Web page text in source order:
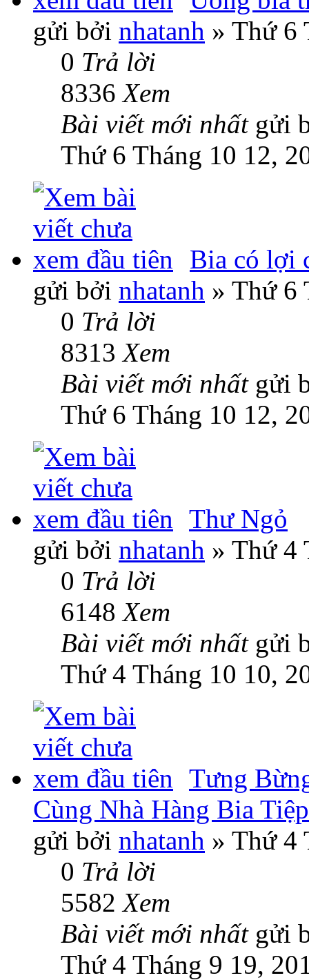
gửi bởi nhatanh » Thứ 6
0 Trả lời
8336Xem
Bài viết mới nhất gửi
Thứ 6 Tháng 10 12,
Bia có lợi
gửi bởi nhatanh » Thứ 6
0 Trả lời
8313Xem
Bài viết mới nhất gửi
Thứ 6 Tháng 10 12,
Thư Ngỏ
gửi bởi nhatanh » Thứ 4
0 Trả lời
6148Xem
Bài viết mới nhất gửi
Thứ 4 Tháng 10 10,
Tưng
Cùng Nhà Hàng Bia Tiệp
gửi bởi nhatanh » Thứ 4
0 Trả lời
5582Xem
Bài viết mới nhất gửi
Thứ 4 Tháng 9 19,